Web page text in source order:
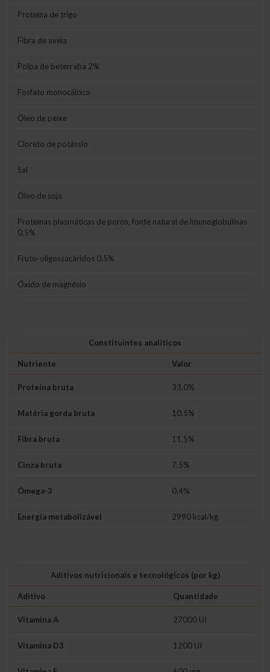
Proteína de trigo
Fibra de aveia
Polpa de beterraba 2%
Fosfato monocálcico
Óleo de peixe
Cloreto de potássio
Sal
Óleo de soja
Proteínas plasmáticas de porco, fonte natural de imunoglobulinas
0,5%
Fruto-oligossacáridos 0,5%
Óxido de magnésio
Constituintes analíticos
Nutriente Valor
Proteína bruta 33,0%
Matéria gorda bruta 10,5%
Fibra bruta 11,5%
Cinza bruta 7,5%
Ómega-3 0,4%
Energia metabolizável 2990 kcal/kg
Aditivos nutricionais e tecnológicos (por kg)
Aditivo Quantidade
Vitamina A 27000 UI
Vitamina D3 1200 UI